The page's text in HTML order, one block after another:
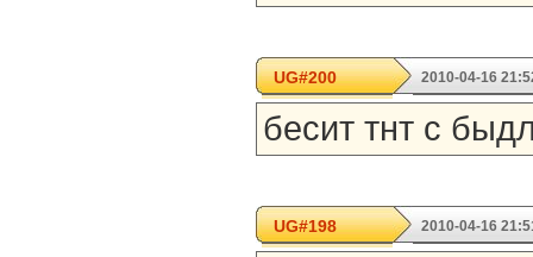
UG#200 2010-04-16
бесит тнт с
UG#198 2010-04-16